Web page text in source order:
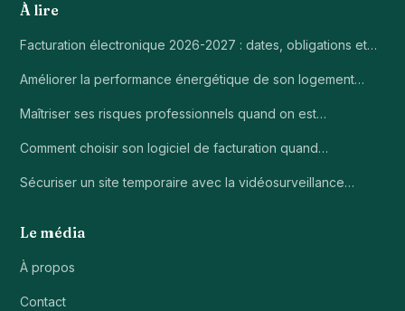
À lire
Facturation électronique 2026-2027 : dates, obligations et…
Améliorer la performance énergétique de son logement…
Maîtriser ses risques professionnels quand on est…
Comment choisir son logiciel de facturation quand…
Sécuriser un site temporaire avec la vidéosurveillance…
Le média
À propos
Contact